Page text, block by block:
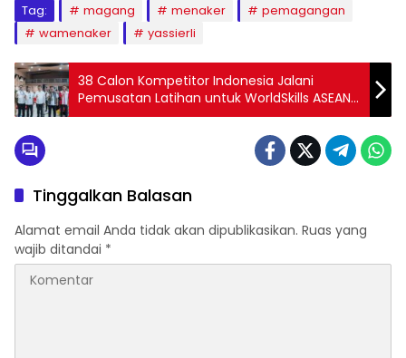
Tag: magang menaker
pemagangan
wamenaker
yassierli
38 Calon Kompetitor Indonesia Jalani
Pemusatan Latihan untuk WorldSkills ASEAN
Competition 2025 di Filipina
Tinggalkan Balasan
Alamat email Anda tidak akan dipublikasikan. Ruas yang
wajib ditandai *